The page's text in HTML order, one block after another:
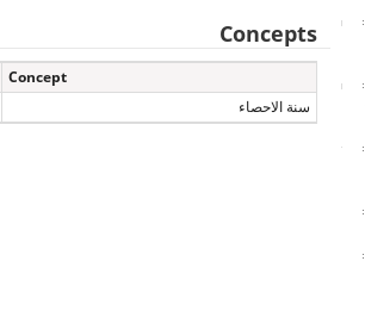
Concepts
Concept
سنة الاحصاء